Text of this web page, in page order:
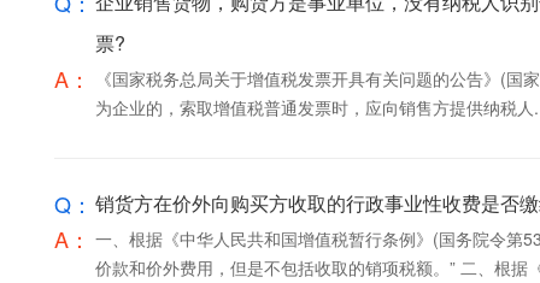
票?
A：
《国家税务总局关于增值税发票开具有关问题的公告》(
为企业的，索取增值税普通发票时，应向销售方提供纳税人
Q： 销货方在价外向购买方收取的行政事业性收费是否
A： 一、根据《中华人民共和国增值税暂行条例》(国务院令第
价款和价外费用，但是不包括收取的销项